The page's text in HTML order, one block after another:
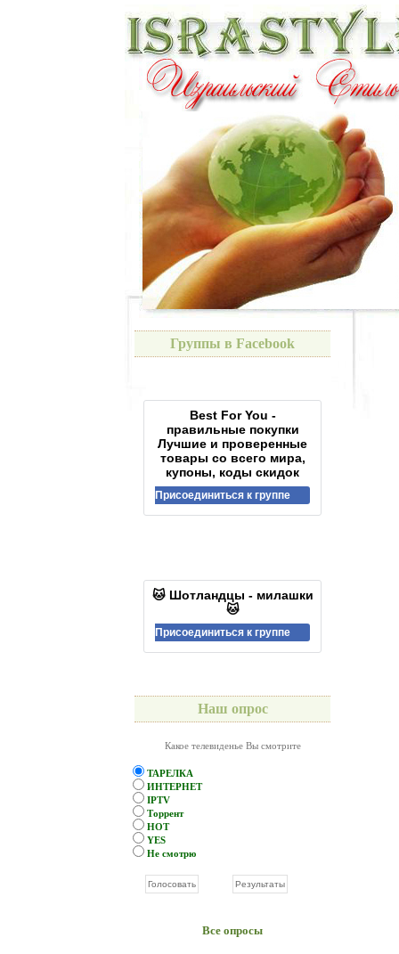
Группы в Facebook
Best For You -
правильные покупки
Лучшие и проверенные
товары со всего мира,
купоны, коды скидок
Присоединиться к группе
🐱 Шотландцы - милашки
🐱
Присоединиться к группе
Наш опрос
Какое телевиденье Вы смотрите
ТАРЕЛКА
ИНТЕРНЕТ
IPTV
Торрент
HOT
YES
Не смотрю
Все опросы